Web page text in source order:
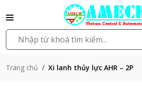
Trang chủ Xi lanh thủy lực AHR – 2P